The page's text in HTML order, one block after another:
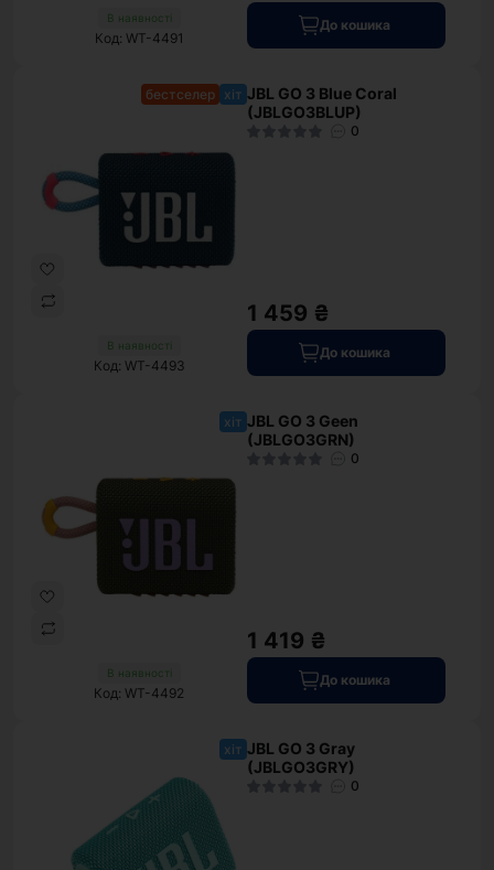
В наявності
Код: WT-4491
До кошика
бестселер хіт
В наявності
Код: WT-4493
JBL GO 3 Blue Coral
(JBLGO3BLUP)
0
1 459 ₴
До кошика
хіт
В наявності
Код: WT-4492
JBL GO 3 Geen
(JBLGO3GRN)
0
1 419 ₴
До кошика
хіт JBL GO 3 Gray
(JBLGO3GRY)
0